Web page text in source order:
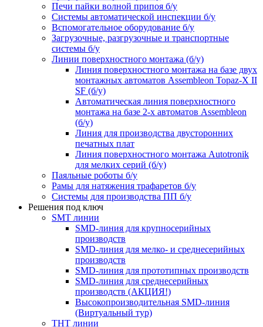
Печи пайки волной припоя б/у
Системы автоматической инспекции б/у
Вспомогательное оборудование б/у
Загрузочные, разгрузочные и транспортные
системы б/у
Линии поверхностного монтажа (б/у)
Линия поверхностного монтажа на базе двух
монтажных автоматов Assembleon Topaz-X II
SF (б/у)
Автоматическая линия поверхностного
монтажа на базе 2-х автоматов Assembleon
(б/у)
Линия для производства двусторонних
печатных плат
Линия поверхностного монтажа Autotronik
для мелких серий (б/у)
Паяльные роботы б/у
Рамы для натяжения трафаретов б/у
Системы для производства ПП б/у
Решения под ключ
SMT линии
SMD-линия для крупносерийных
производств
SMD-линия для мелко- и среднесерийных
производств
SMD-линия для прототипных производств
SMD-линия для среднесерийных
производств (АКЦИЯ!)
Высокопроизводительная SMD-линия
(Виртуальный тур)
THT линии